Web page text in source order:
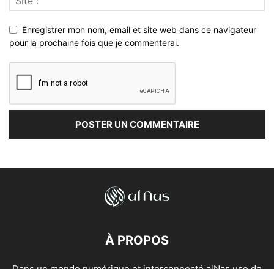
Enregistrer mon nom, email et site web dans ce navigateur
pour la prochaine fois que je commenterai.
À PROPOS